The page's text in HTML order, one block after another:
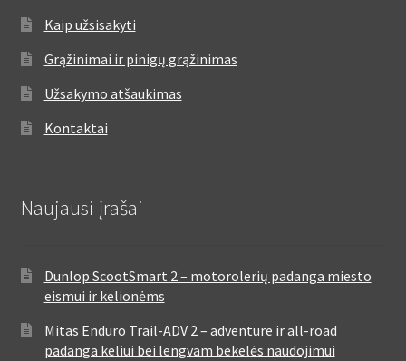
Kaip užsisakyti
Grąžinimai ir pinigų grąžinimas
Užsakymo atšaukimas
Kontaktai
Naujausi įrašai
Dunlop ScootSmart 2 – motorolerių padanga miesto
eismui ir kelionėms
Mitas Enduro Trail-ADV 2 – adventure ir all-road
padanga keliui bei lengvam bekelės naudojimui